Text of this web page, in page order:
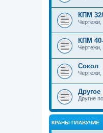
КПМ
Чертежи,
КПМ
Чертежи,
Сокол
Чертежи,
Другое
Другие
КРАНЫ ПЛАВУЧИЕ